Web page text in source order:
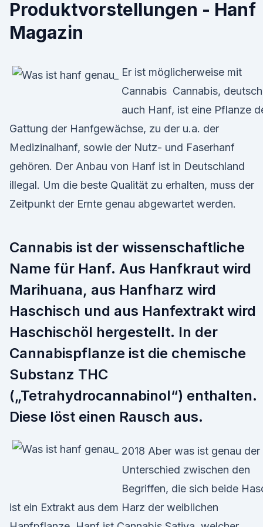
Produktvorstellungen - Hanf
Magazin
Er ist möglicherweise mit
Cannabis Cannabis, deutsch
auch Hanf, ist eine Pflanze
Gattung der Hanfgewächse, zu der u.a. der
Medizinalhanf, sowie der Nutz- und Faserhanf
gehören. Der Anbau von Hanf ist in Deutschland
illegal. Um die beste Qualität zu erhalten, muss der
Zeitpunkt der Ernte genau abgewartet werden.
Cannabis ist der wissenschaftliche
Name für Hanf. Aus Hanfkraut wird
Marihuana, aus Hanfharz wird
Haschisch und aus Hanfextrakt wird
Haschischöl hergestellt. In der
Cannabispflanze ist die chemische
Substanz THC
(„Tetrahydrocannabinol“) enthalten.
Diese löst einen Rausch aus.
2018 Aber was ist genau der
Unterschied zwischen den
Begriffen, die sich beide
ist ein Extrakt aus dem Harz der weiblichen